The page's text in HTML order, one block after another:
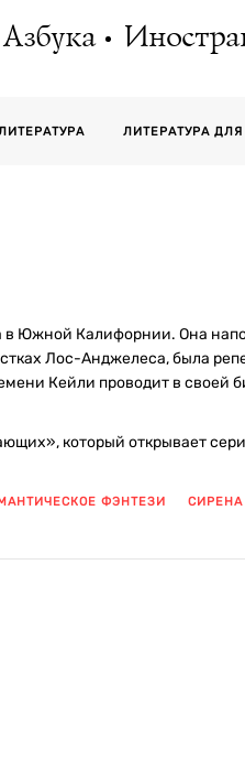
Азбука
ЛИТЕРАТУРА
Южной Калифорнии. Она
Лос-Анджелеса, была
Кейли проводит в своей
который открывает
ФЭНТЕЗИ СИРЕНА